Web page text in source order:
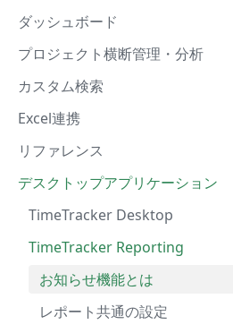
ダッシュボード
プロジェクト横断管理・分析
カスタム検索
Excel連携
リファレンス
デスクトップアプリケーション
TimeTracker Desktop
TimeTracker Reporting
お知らせ機能とは
レポート共通の設定